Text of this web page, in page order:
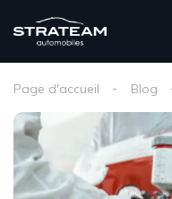
Page d'accueil Blog